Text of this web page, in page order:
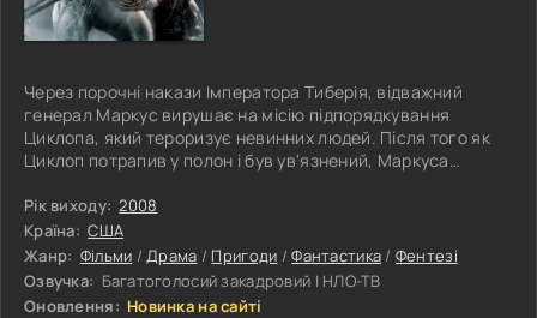
Через порочні накази Імператора Тиберія, відважний
генерал Маркус вирушає на місію підпорядкування
Циклопа, який тероризує невинних людей. Після того як
Циклоп потрапив у полон і був ув'язнений, Маркуса
битвах. Зрештою, неймовірне стає можливим: Маркус
об'єднується з могутнім Циклопом. Разом, за підтримки
хороброї іноземки на ім'я Барбара, вони встають на
боротьбу проти злого правителя та його хитрого
племінника, прагнучи покласти край їхнім
Рік виходу: 2008
Країна: США
Жанр: Фільми /Драма / Пригоди /Фантастика / Фентезі
Озвучка: Багатоголосий закадровий | НЛО-ТВ
Оновлення: Новинка на сайті